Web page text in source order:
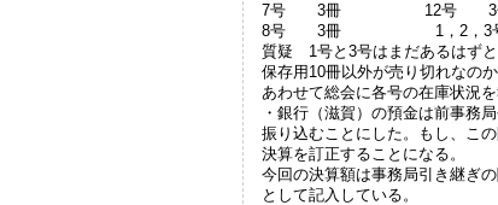
7号 3冊 12号 3
8号 3冊 1，2，3号は
質疑 1号と3号はまだあるはずと
保存用10冊以外が売り切れなの
あわせて総会に各号の在庫状況を
・銀行（滋賀）の預金は前事務
振り込むことにした。もし、こ
決算を訂正することになる。
今回の決算額は事務局引き継ぎ
として記入している。